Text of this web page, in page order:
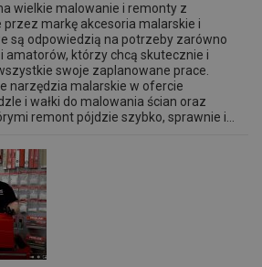
wielkie malowanie i remonty z
przez markę akcesoria malarskie i
są odpowiedzią na potrzeby zarówno
amatorów, którzy chcą skutecznie i
swoje zaplanowane prace.
narzędzia malarskie w ofercie
i wałki do malowania ścian oraz
remont pójdzie szybko, sprawnie i...